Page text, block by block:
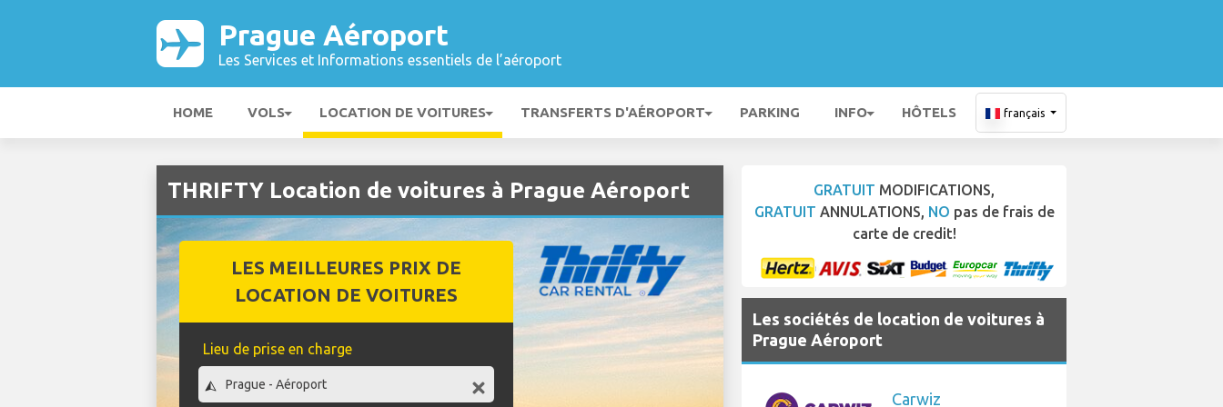
Prague Aéroport
Les Services et Informations essentiels de l’aéroport
HOME VOLS LOCATION DE VOITURES TRANSFERTS D'AÉROPORT PARKING INFO HÔTELS français
THRIFTY Location de voitures à Prague Aéroport
LES MEILLEURES PRIX DE
LOCATION DE VOITURES
Lieu de prise en charge
GRATUIT MODIFICATIONS,
GRATUIT ANNULATIONS, NO pas de frais de
carte de credit!
Les sociétés de location de voitures à
Prague Aéroport
Carwiz